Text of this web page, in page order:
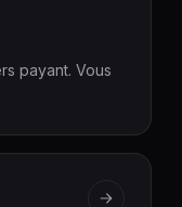
payant. Vous